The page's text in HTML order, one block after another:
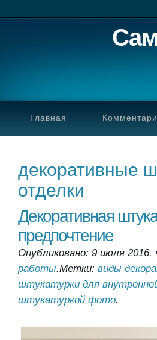
Главная
декоративные
отделки
Декоративная
предпочтение
Опубликовано: 9 июля 2016.
работы.Метки: виды
штукатурки для
штукатуркой фото.